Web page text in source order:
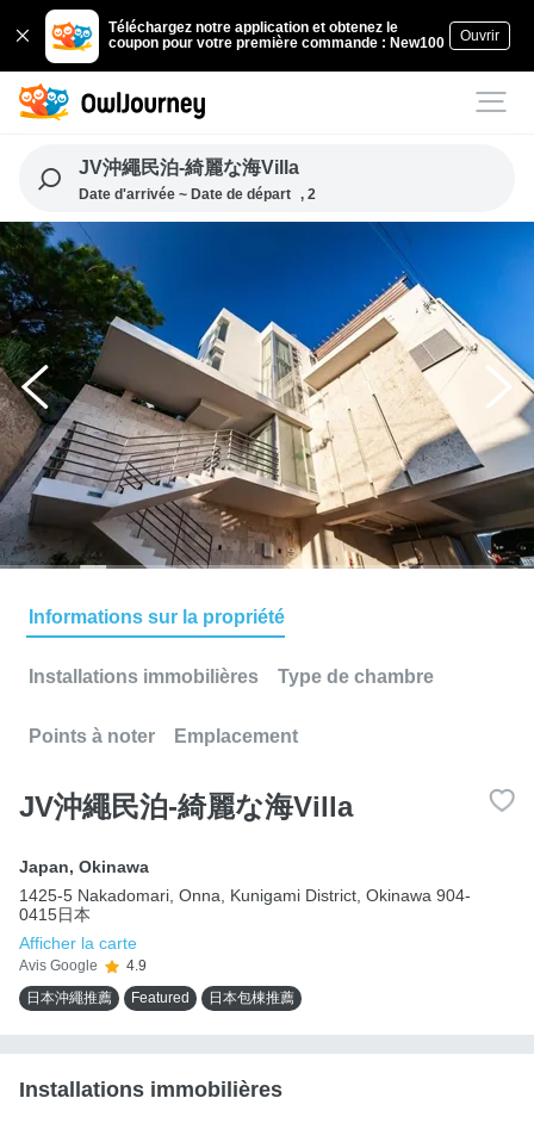
Téléchargez notre application et obtenez le
coupon pour votre première commande : New100
Ouvrir
JV沖繩民泊-綺麗な海Villa
Date d'arrivée ~ Date de départ , 2
Informations sur la propriété
Installations immobilières Type de chambre
Points à noter Emplacement
JV沖繩民泊-綺麗な海Villa
Japan, Okinawa
1425-5 Nakadomari, Onna, Kunigami District, Okinawa 904-
0415日本
Afficher la carte
Avis Google
4.9
日本沖繩推薦
Featured 日本包棟推薦
Installations immobilières